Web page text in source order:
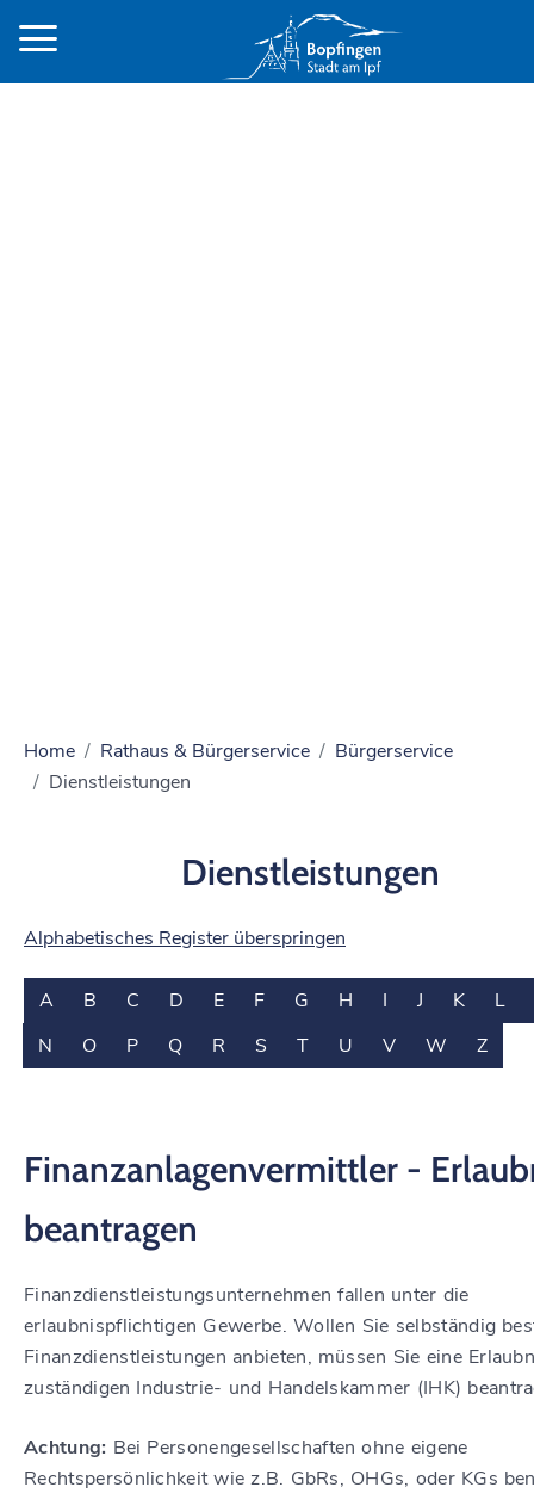
Home Rathaus & Bürgerservice
Bürgerservice
Dienstleistungen
Dienstleistungen
Alphabetisches Register überspringen
A B C D E F G H I J K
L
N
O P Q R S T U V W Z
Finanzanlagenvermittler -
beantragen
Finanzdienstleistungsunternehmen fallen unter die
erlaubnispflichtigen Gewerbe. Wollen Sie selbständig
Finanzdienstleistungen anbieten, müssen Sie eine
zuständigen Industrie- und Handelskammer (IHK)
Achtung: Bei Personengesellschaften ohne eigene
Rechtspersönlichkeit wie z.B. GbRs, OHGs, oder KGs